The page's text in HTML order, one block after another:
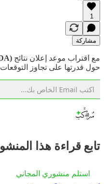
1
مشاركة
مع اقتراب موعد إعلان نتائج
حول قدرتها على تجاوز
تابع قراءة هذا
استلم منشوري المجاني